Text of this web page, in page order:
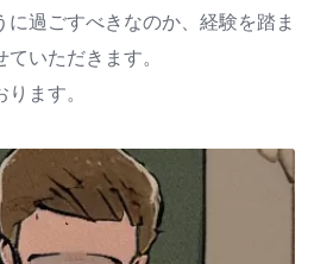
過ごすべきなのか、経験を踏ま
いただきます。
ます。